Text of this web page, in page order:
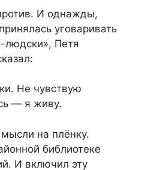
И однажды,
уговаривать
людски», Петя
Не чувствую
— я живу.
на плёнку.
библиотеке
И включил эту